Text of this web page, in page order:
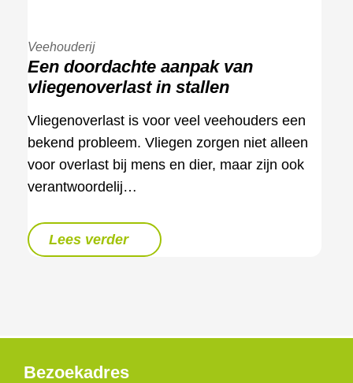
Veehouderij
Een doordachte aanpak van
vliegenoverlast in stallen
Vliegenoverlast is voor veel veehouders een
bekend probleem. Vliegen zorgen niet alleen
voor overlast bij mens en dier, maar zijn ook
verantwoordelij…
Lees verder
Bezoekadres